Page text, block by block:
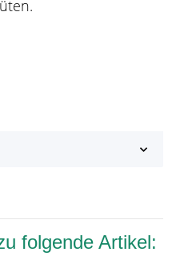
folgende Artikel: